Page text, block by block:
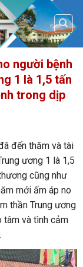
người bệnh
1 là 1,5 tấn
trong dịp
đến thăm và tài
ương 1 là 1,5
cũng như
mới ấm áp no
thần Trung ương
tâm và tình cảm